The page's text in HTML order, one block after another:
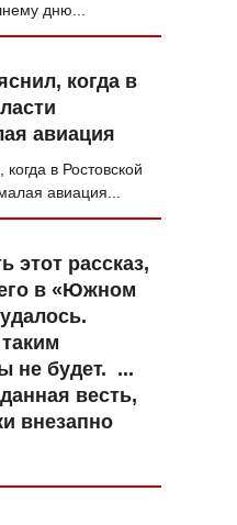
дню...
когда в
авиация
в Ростовской
авиация...
этот рассказ,
в «Южном
не будет. ...
весть,
внезапно